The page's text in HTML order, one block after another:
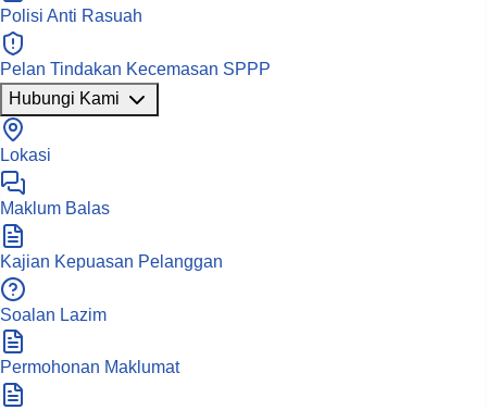
Polisi Anti Rasuah
Pelan Tindakan Kecemasan SPPP
Hubungi Kami
Lokasi
Maklum Balas
Kajian Kepuasan Pelanggan
Soalan Lazim
Permohonan Maklumat